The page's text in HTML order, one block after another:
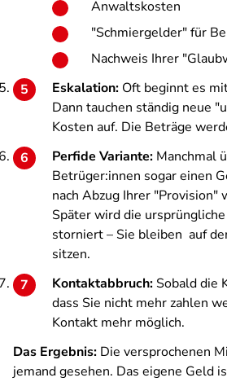
Anwaltskosten
"Schmiergelder" für
Nachweis Ihrer
Eskalation: Oft beginnt es
Dann tauchen ständig neue
Kosten auf. Die Beträge
Perfide Variante: Manchmal
Betrüger:innen sogar einen
nach Abzug Ihrer
Später wird die
storniert – Sie bleiben auf
sitzen.
Kontaktabbruch: Sobald die
dass Sie nicht mehr zahlen
Kontakt mehr möglich.
Das Ergebnis: Die versprochenen
jemand gesehen. Das eigene Geld